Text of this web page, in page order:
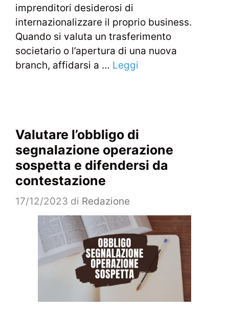
imprenditori desiderosi di
internazionalizzare il proprio business.
Quando si valuta un trasferimento
societario o l’apertura di una nuova
branch, affidarsi a … Leggi
Valutare l’obbligo di
segnalazione operazione
sospetta e difendersi da
contestazione
17/12/2023 di Redazione